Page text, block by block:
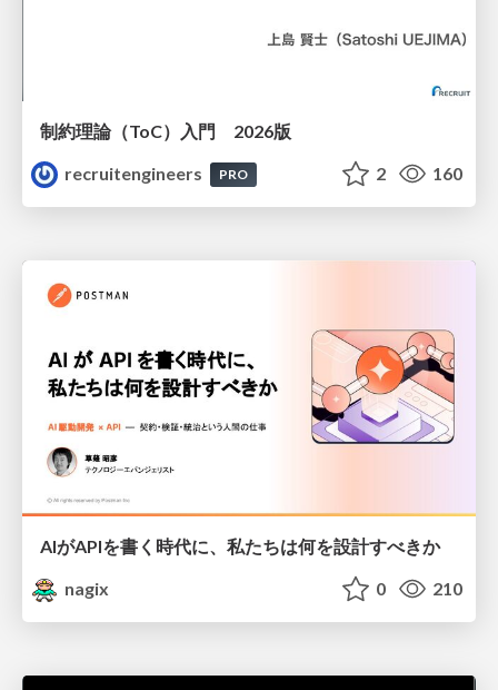
制約理論（ToC）入門 2026版
recruitengineers
PRO 2 160
AIがAPIを書く時代に、私たちは何を設計すべきか
nagix
0 210